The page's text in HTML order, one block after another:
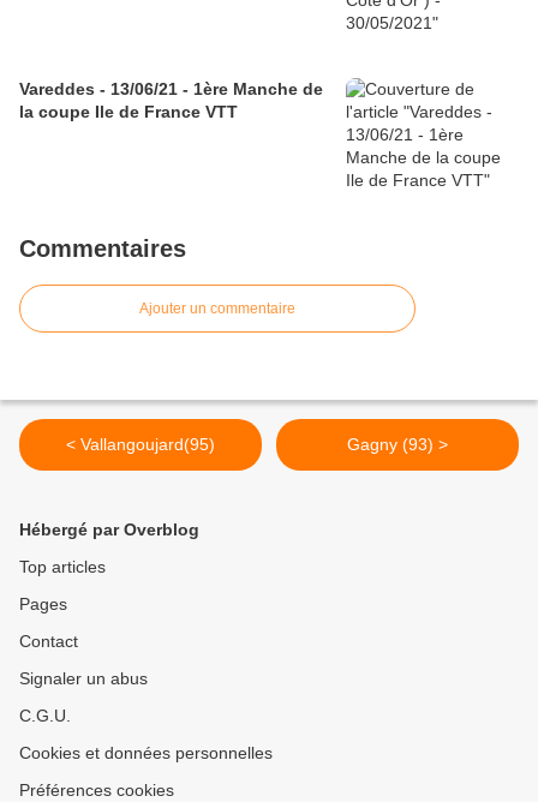
Vareddes - 13/06/21 - 1ère Manche de
la coupe Ile de France VTT
Commentaires
Ajouter un commentaire
< Vallangoujard(95) Gagny (93) >
Hébergé par Overblog
Top articles
Pages
Contact
Signaler un abus
C.G.U.
Cookies et données personnelles
Préférences cookies